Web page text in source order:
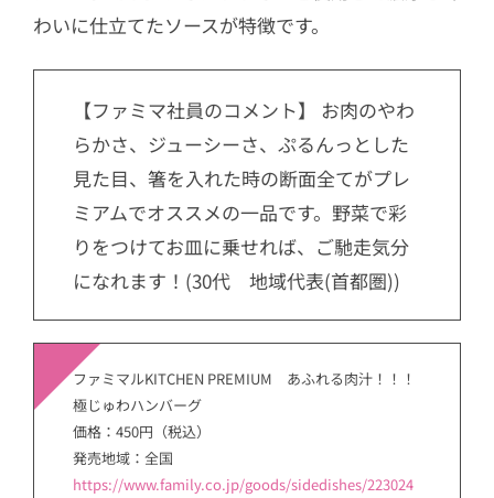
わいに仕立てたソースが特徴です。
【ファミマ社員のコメント】 お肉のやわ
らかさ、ジューシーさ、ぷるんっとした
見た目、箸を入れた時の断面全てがプレ
ミアムでオススメの一品です。野菜で彩
りをつけてお皿に乗せれば、ご馳走気分
になれます！(30代 地域代表(首都圏))
ファミマルKITCHEN PREMIUM あふれる肉汁！！！
極じゅわハンバーグ
価格：450円（税込）
発売地域：全国
https://www.family.co.jp/goods/sidedishes/223024